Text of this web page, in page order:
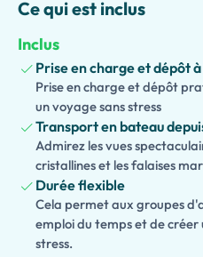
magique à l'intérieur de
marine (selon les conditions
marines).
Profitez du temps libre pour
shopping d'artisanat local,
admirer les vues
Les familles voyageant
uneVersion Familiale et
les extensions optionnelles
autour de l'île, un tour en
Villa San Michele, les Jardins
Ce qui est inclus
Inclus
Prise en charge et dépôt
Prise en charge et dépôt
un voyage sans stress
Transport en bateau
Admirez les vues
cristallines et les falaises
Durée flexible
Cela permet aux groupes
emploi du temps et de
stress.